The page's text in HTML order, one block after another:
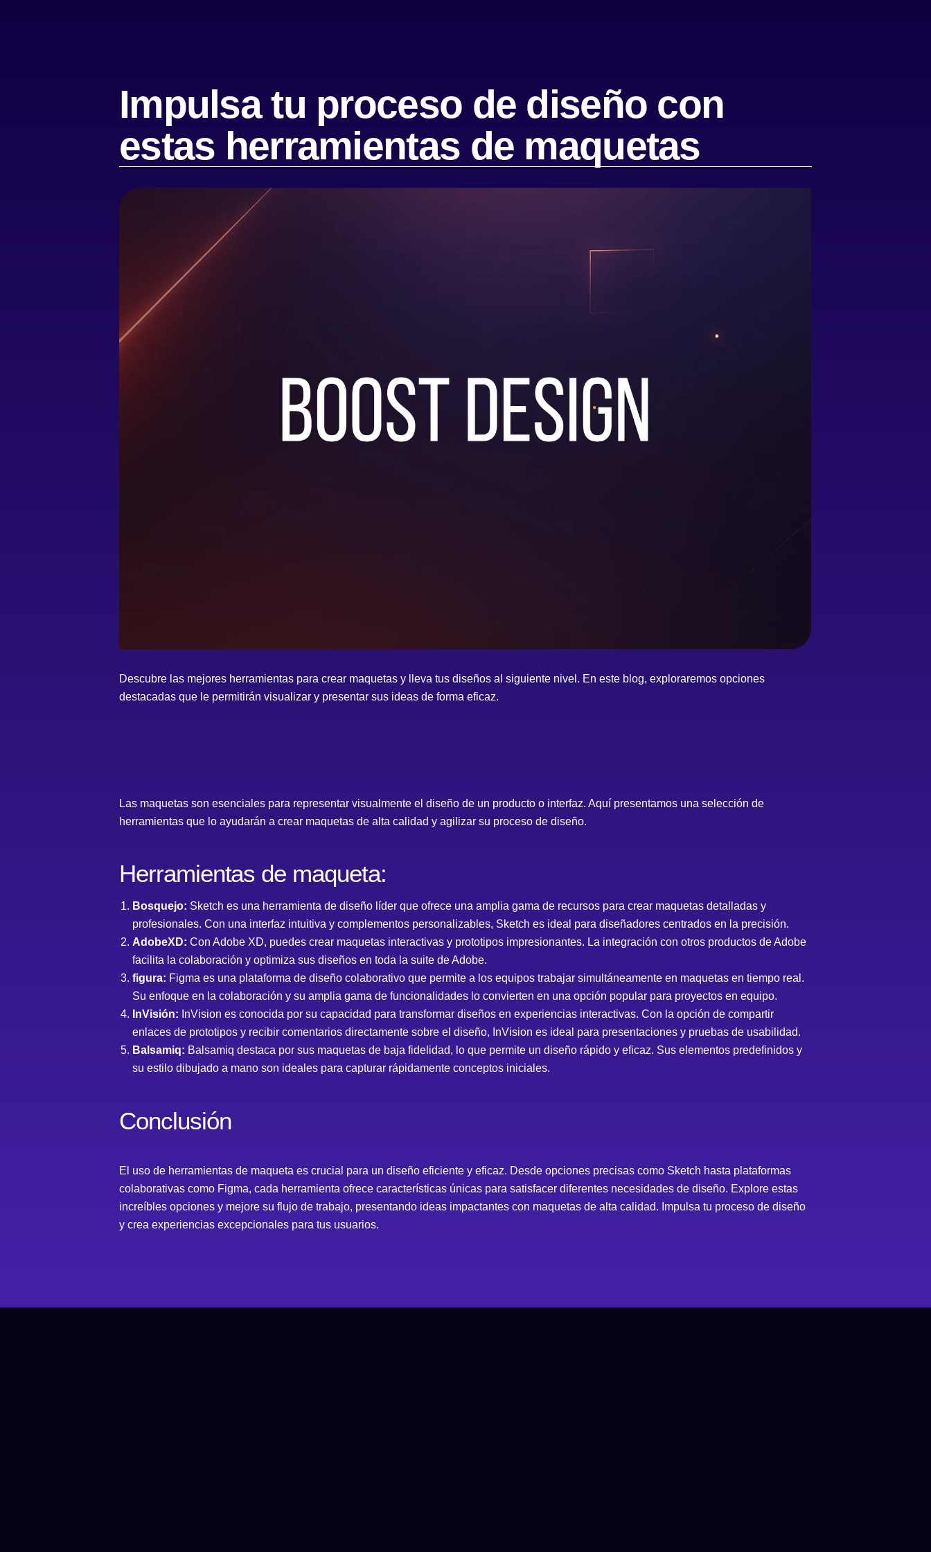
Impulsa tu proceso de diseño con
estas herramientas de maquetas
Descubre las mejores herramientas para crear maquetas y lleva tus diseños al siguiente nivel. En este blog, exploraremos opciones
destacadas que le permitirán visualizar y presentar sus ideas de forma eficaz.
Las maquetas son esenciales para representar visualmente el diseño de un producto o interfaz. Aquí presentamos una selección de
herramientas que lo ayudarán a crear maquetas de alta calidad y agilizar su proceso de diseño.
Herramientas de maqueta:
Bosquejo: Sketch es una herramienta de diseño líder que ofrece una amplia gama de recursos para crear maquetas detalladas y
profesionales. Con una interfaz intuitiva y complementos personalizables, Sketch es ideal para diseñadores centrados en la precisión.
AdobeXD:Con Adobe XD, puedes crear maquetas interactivas y prototipos impresionantes. La integración con otros productos de Adobe
facilita la colaboración y optimiza sus diseños en toda la suite de Adobe.
figura: Figma es una plataforma de diseño colaborativo que permite a los equipos trabajar simultáneamente en maquetas en tiempo real.
Su enfoque en la colaboración y su amplia gama de funcionalidades lo convierten en una opción popular para proyectos en equipo.
InVisión: InVision es conocida por su capacidad para transformar diseños en experiencias interactivas. Con la opción de compartir
enlaces de prototipos y recibir comentarios directamente sobre el diseño, InVision es ideal para presentaciones y pruebas de usabilidad.
Balsamiq: Balsamiq destaca por sus maquetas de baja fidelidad, lo que permite un diseño rápido y eficaz. Sus elementos predefinidos y
su estilo dibujado a mano son ideales para capturar rápidamente conceptos iniciales.
Conclusión
El uso de herramientas de maqueta es crucial para un diseño eficiente y eficaz. Desde opciones precisas como Sketch hasta plataformas
colaborativas como Figma, cada herramienta ofrece características únicas para satisfacer diferentes necesidades de diseño. Explore estas
increíbles opciones y mejore su flujo de trabajo, presentando ideas impactantes con maquetas de alta calidad. Impulsa tu proceso de diseño
y crea experiencias excepcionales para tus usuarios.